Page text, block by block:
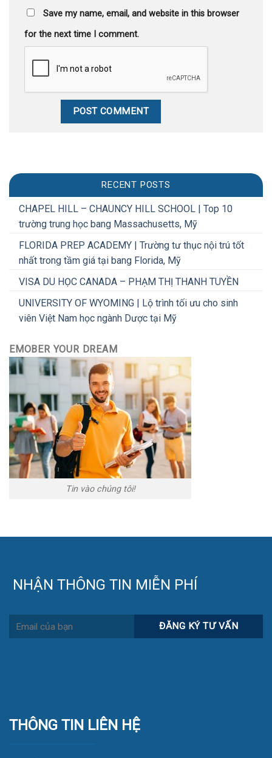
RECENT POSTS
CHAPEL HILL – CHAUNCY HILL SCHOOL | Top 10
trường trung học bang Massachusetts, Mỹ
FLORIDA PREP ACADEMY | Trường tư thục nội trú tốt
nhất trong tầm giá tại bang Florida, Mỹ
VISA DU HỌC CANADA – PHẠM THỊ THANH TUYỀN
UNIVERSITY OF WYOMING | Lộ trình tối ưu cho sinh
viên Việt Nam học ngành Dược tại Mỹ
EMOBER YOUR DREAM
Tin vào chúng tôi!
Save my name, email, and website in this browser
for the next time I comment.
NHẬN THÔNG TIN MIỄN PHÍ
THÔNG TIN LIÊN HỆ